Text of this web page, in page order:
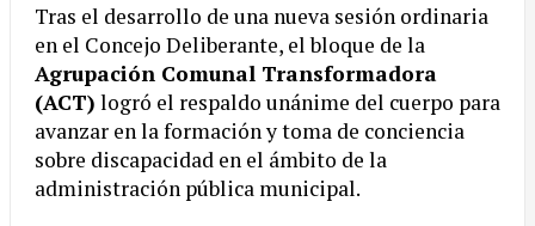
Tras el desarrollo de una nueva sesión ordinaria
en el Concejo Deliberante, el bloque de la
Agrupación Comunal Transformadora
(ACT) logró el respaldo unánime del cuerpo para
avanzar en la formación y toma de conciencia
sobre discapacidad en el ámbito de la
administración pública municipal.